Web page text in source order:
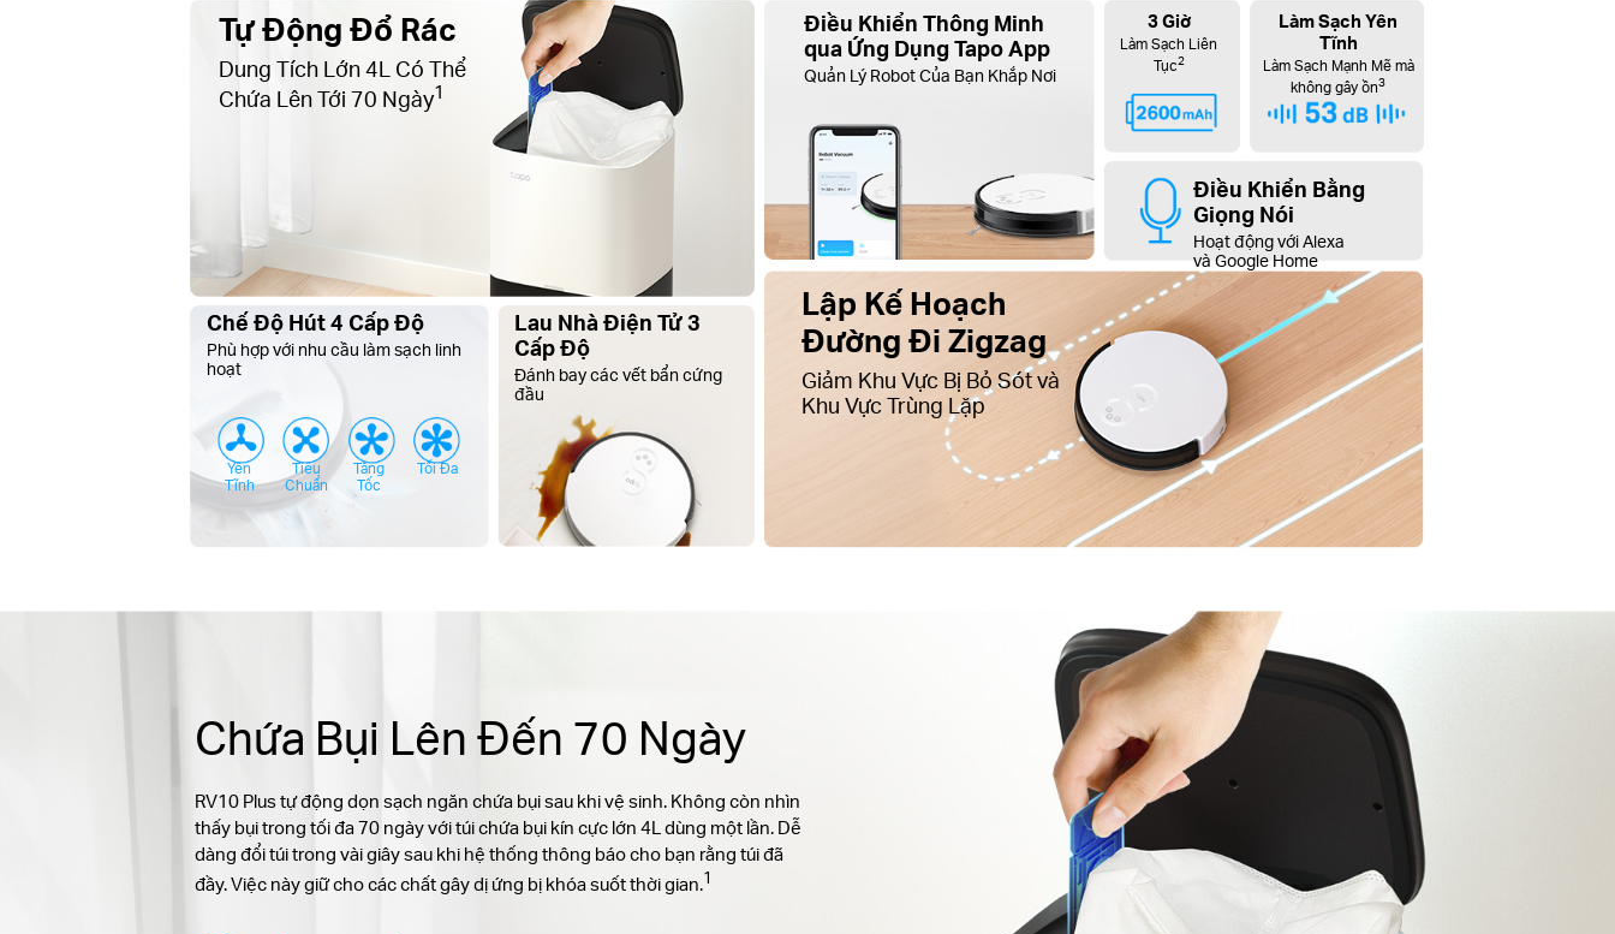
Tự Động Đổ Rác
Dung Tích Lớn 4L Có Thể
Chứa Lên Tới 70 Ngày1
Điều Khiển Thông Minh
qua Ứng Dụng Tapo App
Quản Lý Robot Của Bạn Khắp Nơi
3 Giờ
Làm Sạch Liên
Tục2
Làm Sạch Yên
Tĩnh
Làm Sạch Mạnh Mẽ mà
không gây ồn3
Điều Khiển Bằng
Giọng Nói
Hoạt động với Alexa
và Google Home
Chế Độ Hút 4 Cấp Độ
Phù hợp với nhu cầu làm sạch linh
hoạt
Yên
Tĩnh
Tiêu
Chuẩn
Tăng
Tốc
Tối Đa
Lau Nhà Điện Tử 3
Cấp Độ
Đánh bay các vết bẩn cứng
đầu
Lập Kế Hoạch
Đường Đi Zigzag
Giảm Khu Vực Bị Bỏ Sót và
Khu Vực Trùng Lặp
Chứa Bụi Lên Đến 70 Ngày
RV10 Plus tự động dọn sạch ngăn chứa bụi sau khi vệ sinh. Không còn nhìn
thấy bụi trong tối đa 70 ngày với túi chứa bụi kín cực lớn 4L dùng một lần. Dễ
dàng đổi túi trong vài giây sau khi hệ thống thông báo cho bạn rằng túi đã
đầy. Việc này giữ cho các chất gây dị ứng bị khóa suốt thời gian.1